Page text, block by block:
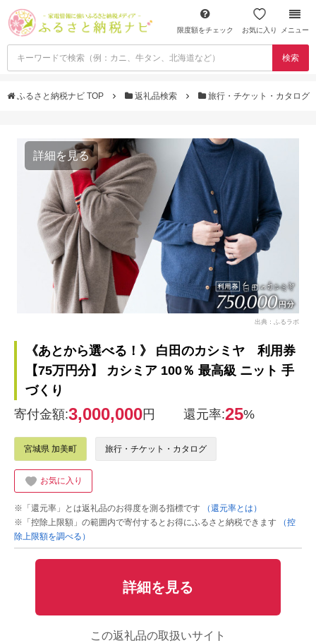
限度額をチェック お気に入り メニュー
検索
ふるさと納税ナビ TOP 返礼品検索 旅行・チケット・カタログ
詳細を見る
出典：ふるラボ
《あとから選べる！》 白田のカシミヤ 利用券
【75万円分】 カシミア 100％ 最高級 ニット 手
づくり
寄付金額:3,000,000円 還元率:25%
宮城県 加美町 旅行・チケット・カタログ
お気に入り
※「還元率」とは返礼品のお得度を測る指標です
（還元率とは）
※「控除上限額」の範囲内で寄付するとお得にふるさと納税できます
（控
除上限額を調べる）
詳細を見る
この返礼品の取扱いサイト